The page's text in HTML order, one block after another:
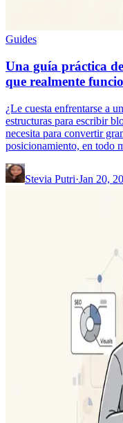
Guides
Una guía práctica
que realmente
¿Le cuesta enfrentarse a
estructuras para escribir
necesita para convertir
posicionamiento, en todo
Stevia Putri·Jan 20,